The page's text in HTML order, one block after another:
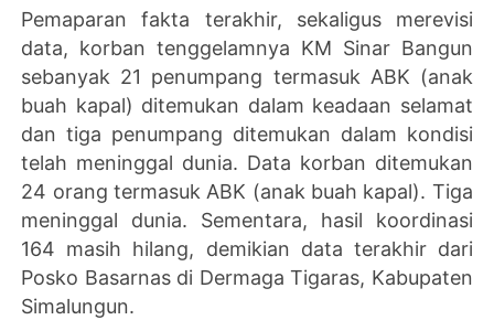
Pemaparan fakta terakhir, sekaligus merevisi
data, korban tenggelamnya KM Sinar Bangun
sebanyak 21 penumpang termasuk ABK (anak
buah kapal) ditemukan dalam keadaan selamat
dan tiga penumpang ditemukan dalam kondisi
telah meninggal dunia. Data korban ditemukan
24 orang termasuk ABK (anak buah kapal). Tiga
meninggal dunia. Sementara, hasil koordinasi
164 masih hilang, demikian data terakhir dari
Posko Basarnas di Dermaga Tigaras, Kabupaten
Simalungun.